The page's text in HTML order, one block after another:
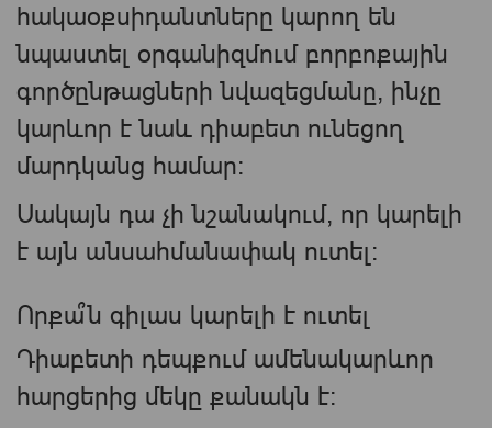
հակաօքսիդանտները կարող են
նպաստել օրգանիզմում բորբոքային
գործընթացների նվազեցմանը, ինչը
կարևոր է նաև դիաբետ ունեցող
մարդկանց համար։
Սակայն դա չի նշանակում, որ կարելի
է այն անսահմանափակ ուտել։
Որքա՞ն գիլաս կարելի է ուտել
Դիաբետի դեպքում ամենակարևոր
հարցերից մեկը քանակն է։